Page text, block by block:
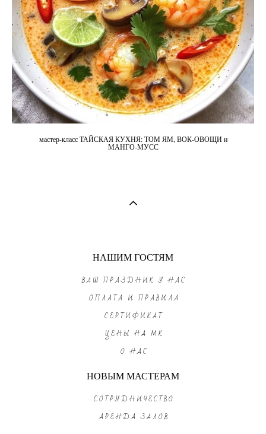
мастер-класс ТАЙСКАЯ КУХНЯ: ТОМ ЯМ, ВОК-ОВОЩИ и
МАНГО-МУСС
НАШИМ ГОСТЯМ
ВАШ ПРАЗДНИК У НАС
ОПЛАТА И ПРАВИЛА
СЕРТИФИКАТ
ЦЕНЫ НА МК
О НАС
НОВЫМ МАСТЕРАМ
СОТРУДНИЧЕСТВО
АРЕНДА ЗАЛОВ